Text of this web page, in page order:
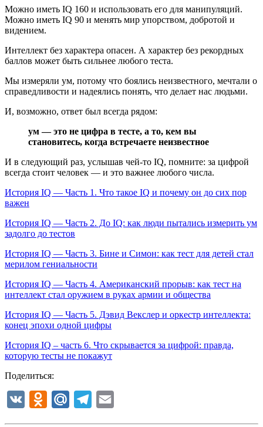
Можно иметь IQ 160 и использовать его для манипуляций.
Можно иметь IQ 90 и менять мир упорством, добротой и
видением.
Интеллект без характера опасен. А характер без рекордных
баллов может быть сильнее любого теста.
Мы измеряли ум, потому что боялись неизвестного, мечтали о
справедливости и надеялись понять, что делает нас людьми.
И, возможно, ответ был всегда рядом:
ум — это не цифра в тесте, а то, кем вы
становитесь, когда встречаете неизвестное
И в следующий раз, услышав чей-то IQ, помните: за цифрой
всегда стоит человек — и это важнее любого числа.
История IQ — Часть 1. Что такое IQ и почему он до сих пор
важен
История IQ — Часть 2. До IQ: как люди пытались измерить ум
задолго до тестов
История IQ — Часть 3. Бине и Симон: как тест для детей стал
мерилом гениальности
История IQ — Часть 4. Американский прорыв: как тест на
интеллект стал оружием в руках армии и общества
История IQ — Часть 5. Дэвид Векслер и оркестр интеллекта:
конец эпохи одной цифры
История IQ – часть 6. Что скрывается за цифрой: правда,
которую тесты не покажут
Поделиться:
VK Odnoklassniki
Mail.RuTelegram